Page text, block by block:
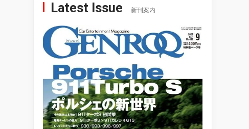
Latest Issue 新刊案内